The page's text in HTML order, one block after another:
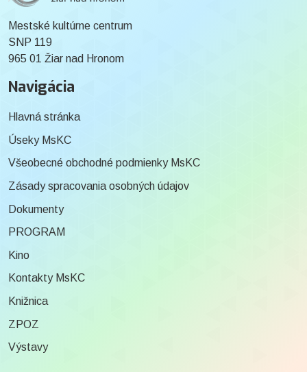
Mestské kultúrne centrum
SNP 119
965 01 Žiar nad Hronom
Navigácia
Hlavná stránka
Úseky MsKC
Všeobecné obchodné podmienky MsKC
Zásady spracovania osobných údajov
Dokumenty
PROGRAM
Kino
Kontakty MsKC
Knižnica
ZPOZ
Výstavy